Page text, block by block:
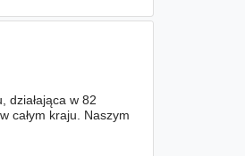
działająca w 82
całym kraju. Naszym